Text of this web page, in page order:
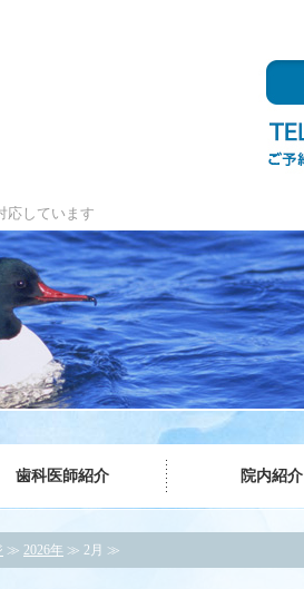
応しています
歯科医師紹介 院内紹介
≫ 2026年 ≫ 2月 ≫